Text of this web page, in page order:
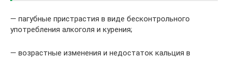
— пагубные пристрастия в виде бесконтрольного
употребления алкоголя и курения;
— возрастные изменения и недостаток кальция в